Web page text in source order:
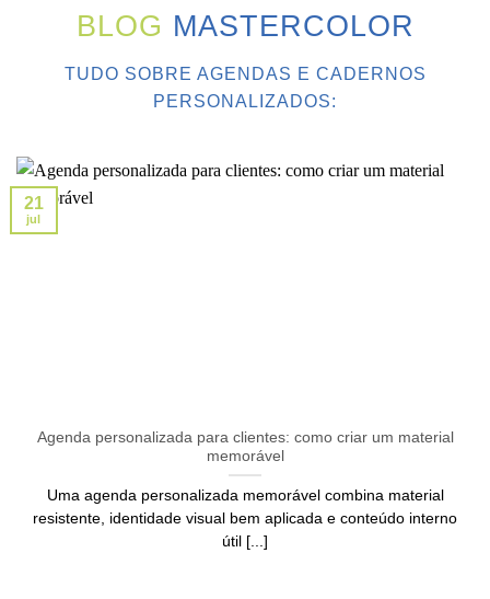
BLOG MASTERCOLOR
TUDO SOBRE AGENDAS E CADERNOS
PERSONALIZADOS:
Agenda personalizada para clientes: como criar um material
memorável
Uma agenda personalizada memorável combina material
resistente, identidade visual bem aplicada e conteúdo interno
útil [...]
21
jul